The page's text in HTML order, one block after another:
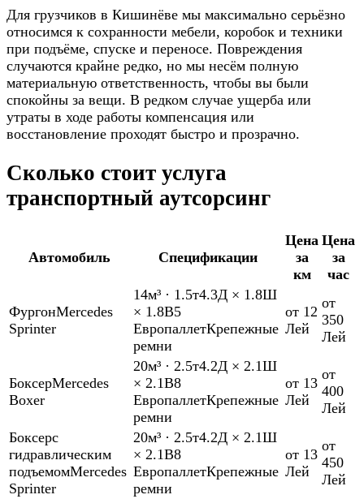
Для грузчиков в Кишинёве мы максимально серьёзно
относимся к сохранности мебели, коробок и техники
при подъёме, спуске и переносе. Повреждения
случаются крайне редко, но мы несём полную
материальную ответственность, чтобы вы были
спокойны за вещи. В редком случае ущерба или
утраты в ходе работы компенсация или
восстановление проходят быстро и прозрачно.
Сколько стоит услуга
транспортный аутсорсинг
Автомобиль Спецификации
Цена
за
км
Цена
за
час
ФургонMercedes
Sprinter
14м³ · 1.5т4.3Д × 1.8Ш
× 1.8В5
ЕвропаллетКрепежные
ремни
от 12
Лей
от
350
Лей
БоксерMercedes
Boxer
20м³ · 2.5т4.2Д × 2.1Ш
× 2.1В8
ЕвропаллетКрепежные
ремни
от 13
Лей
от
400
Лей
Боксерс
гидравлическим
подъемомMercedes
Sprinter
20м³ · 2.5т4.2Д × 2.1Ш
× 2.1В8
ЕвропаллетКрепежные
ремни
от 13
Лей
от
450
Лей